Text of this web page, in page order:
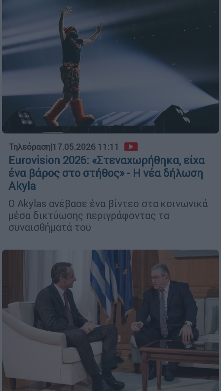
Τηλεόραση|17.05.2026 11:11
Eurovision 2026: «Στεναχωρήθηκα, είχα
ένα βάρος στο στήθος» - Η νέα δήλωση
Akyla
Ο Akylas ανέβασε ένα βίντεο στα κοινωνικά
μέσα δικτύωσης περιγράφοντας τα
συναισθήματά του